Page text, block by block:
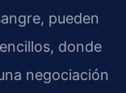
pueden
donde
negociación